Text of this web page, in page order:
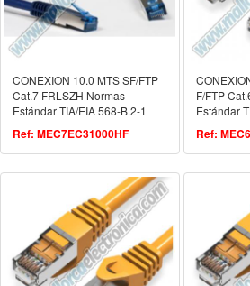
CONEXION 10.0 MTS SF/FTP
Cat.7 FRLSZH Normas
Estándar TIA/EIA 568-B.2-1
Ref: MEC7EC31000HF
F/FTP
Estándar
Ref: